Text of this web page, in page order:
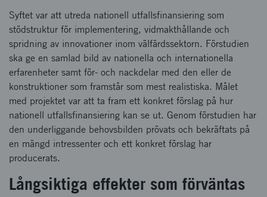
Syftet var att utreda nationell utfallsfinansiering som
stödstruktur för implementering, vidmakthållande och
spridning av innovationer inom välfärdssektorn. Förstudien
ska ge en samlad bild av nationella och internationella
erfarenheter samt för- och nackdelar med den eller de
konstruktioner som framstår som mest realistiska. Målet
med projektet var att ta fram ett konkret förslag på hur
nationell utfallsfinansiering kan se ut. Genom förstudien har
den underliggande behovsbilden prövats och bekräftats på
en mängd intressenter och ett konkret förslag har
producerats.
Långsiktiga effekter som förväntas